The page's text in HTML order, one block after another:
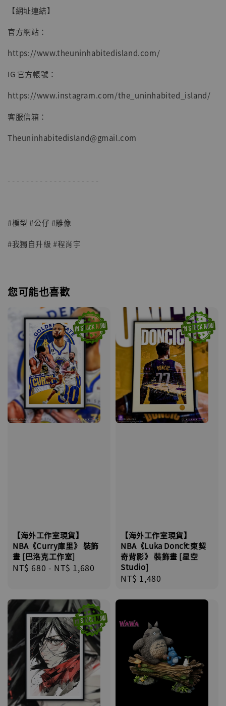
【網址連結】
官方網站：
https://www.theuninhabitedisland.com/
IG 官方帳號：
https://www.instagram.com/the_uninhabited_island/
客服信箱：
Theuninhabitedisland@gmail.com
- - - - - - - - - - - - - - - - - - - -
#模型 #公仔 #雕像
#我獨自升級 #程肖宇
您可能也喜歡
【海外工作室現貨】
NBA《Curry庫里》 裝飾
畫 [巴洛克工作室]
Regular
NT$ 680 - NT$ 1,680
【海外工作室現貨】
NBA《Luka Dončić東契
奇背影》 裝飾畫 [星空
Studio]
Regular
NT$ 1,480